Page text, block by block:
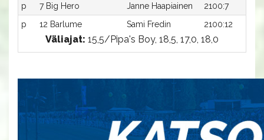
p
7 Big Hero Janne Haapiainen 2100:7
p
12 Barlume Sami Fredin 2100:12
Väliajat: 15,5/Pipa's Boy, 18,5, 17,0, 18,0